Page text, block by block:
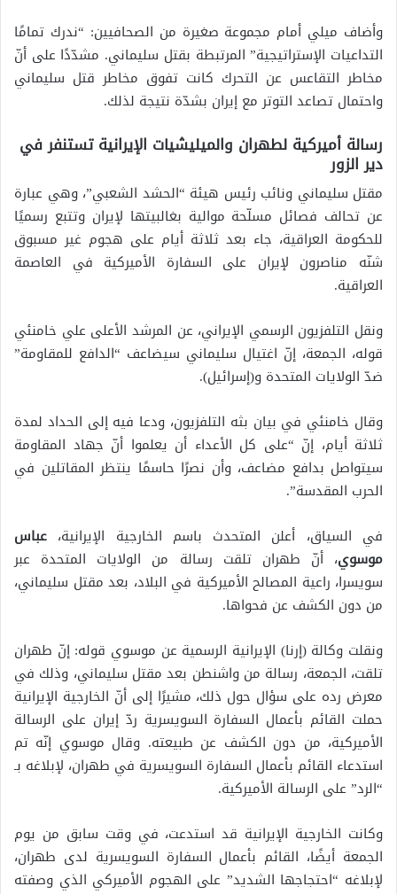
وأضاف ميلي أمام مجموعة صغيرة من الصحافيين: “ندرك تمامًا
التداعيات الإستراتيجية” المرتبطة بقتل سليماني. مشدّدًا على أنّ
مخاطر التقاعس عن التحرك كانت تفوق مخاطر قتل سليماني
واحتمال تصاعد التوتر مع إيران بشدّة نتيجة لذلك.
رسالة أميركية لطهران والميليشيات الإيرانية تستنفر في
دير الزور
مقتل سليماني ونائب رئيس هيئة “الحشد الشعبي”، وهي عبارة
عن تحالف فصائل مسلّحة موالية بغالبيتها لإيران وتتبع رسميًا
للحكومة العراقية، جاء بعد ثلاثة أيام على هجوم غير مسبوق
شنّه مناصرون لإيران على السفارة الأميركية في العاصمة
العراقية.
ونقل التلفزيون الرسمي الإيراني، عن المرشد الأعلى علي خامنئي
قوله، الجمعة، إنّ اغتيال سليماني سيضاعف “الدافع للمقاومة”
ضدّ الولايات المتحدة و(إسرائيل).
وقال خامنئي في بيان بثه التلفزيون، ودعا فيه إلى الحداد لمدة
ثلاثة أيام، إنّ “على كل الأعداء أن يعلموا أنّ جهاد المقاومة
سيتواصل بدافع مضاعف، وأن نصرًا حاسمًا ينتظر المقاتلين في
الحرب المقدسة”.
في السياق، أعلن المتحدث باسم الخارجية الإيرانية، عباس
موسوي، أنّ طهران تلقت رسالة من الولايات المتحدة عبر
سويسرا، راعية المصالح الأميركية في البلاد، بعد مقتل سليماني،
من دون الكشف عن فحواها.
ونقلت وكالة (إرنا) الإيرانية الرسمية عن موسوي قوله: إنّ طهران
تلقت، الجمعة، رسالة من واشنطن بعد مقتل سليماني، وذلك في
معرض رده على سؤال حول ذلك، مشيرًا إلى أنّ الخارجية الإيرانية
حملت القائم بأعمال السفارة السويسرية ردّ إيران على الرسالة
الأميركية، من دون الكشف عن طبيعته. وقال موسوي إنّه تم
استدعاء القائم بأعمال السفارة السويسرية في طهران، لإبلاغه بـ
“الرد” على الرسالة الأميركية.
وكانت الخارجية الإيرانية قد استدعت، في وقت سابق من يوم
الجمعة أيضًا، القائم بأعمال السفارة السويسرية لدى طهران،
لإبلاغه “احتجاجها الشديد” على الهجوم الأميركي الذي وصفته